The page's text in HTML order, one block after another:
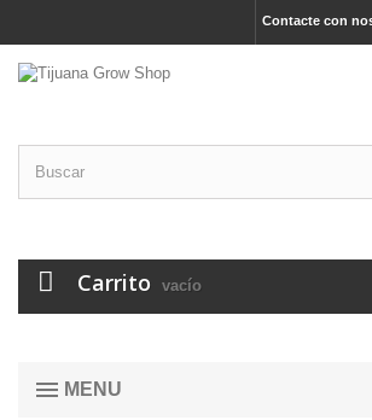
Contacte con
Carrito vacío
MENU